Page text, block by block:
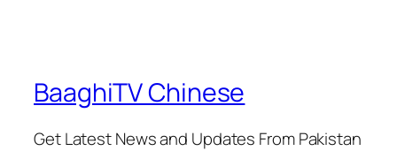
BaaghiTV Chinese
Get Latest News and Updates From Pakistan